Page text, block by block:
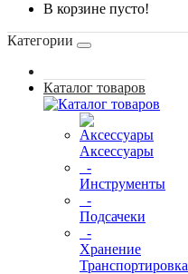
В корзине пусто!
Категории
Каталог товаров
Аксессуары
-
Инструменты
-
Подсачеки
-
Хранение
Транспортировка